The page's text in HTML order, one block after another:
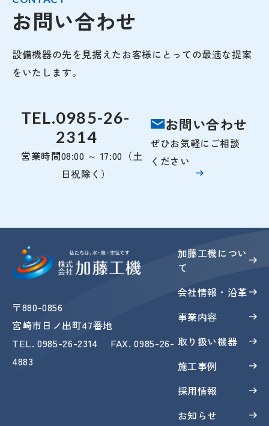
お問い合わせ
設備機器の先を見据えたお客様にとっての最適な提案
をいたします。
TEL.0985-26-
2314
営業時間08:00 ～ 17:00（土
日祝除く）
お問い合わせ
ぜひお気軽にご相談
ください
〒880-0856
宮崎市日ノ出町47番地
TEL.0985-26-2314 FAX. 0985-26-
4883
加藤工機につい
て
会社情報・沿革
事業内容
取り扱い機器
施工事例
採用情報
お知らせ